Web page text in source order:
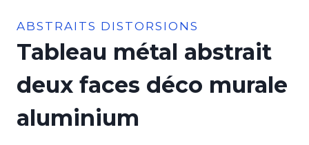
ABSTRAITS DISTORSIONS
Tableau métal abstrait
deux faces déco murale
aluminium